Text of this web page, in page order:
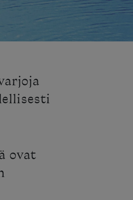
ovat